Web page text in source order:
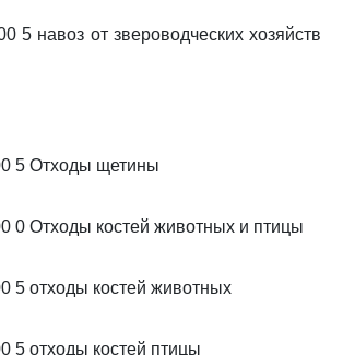
5 навоз от звероводческих хозяйств
5 Отходы щетины
0 Отходы костей животных и птицы
5 отходы костей животных
5 отходы костей птицы